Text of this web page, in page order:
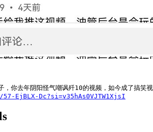
EjBLX-Dc?si=v35hAs0VJTW1XjsI